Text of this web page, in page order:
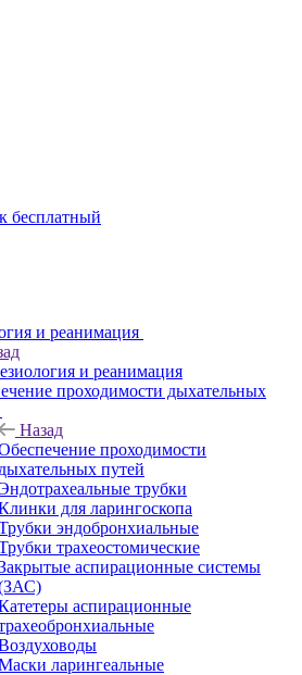
бесплатный
и реанимация
и реанимация
проходимости дыхательных
Назад
проходимости
дыхательных путей
трубки
для ларингоскопа
эндобронхиальные
трахеостомические
аспирационные системы
аспирационные
ларингеальные